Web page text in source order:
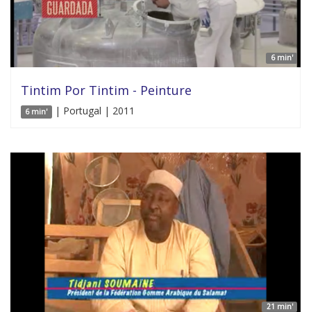
6 min'
Tintim Por Tintim - Peinture
6 min' | Portugal | 2011
21 min'